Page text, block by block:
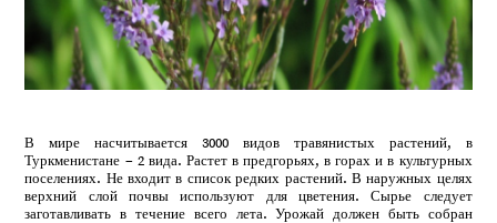
В мире насчитывается 3000 видов травянистых растений, в
Туркменистане – 2 вида. Растет в предгорьях, в горах и в культурных
поселениях. Не входит в список редких растений. В наружных целях
верхний слой почвы используют для цветения. Сырье следует
заготавливать в течение всего лета. Урожай должен быть собран